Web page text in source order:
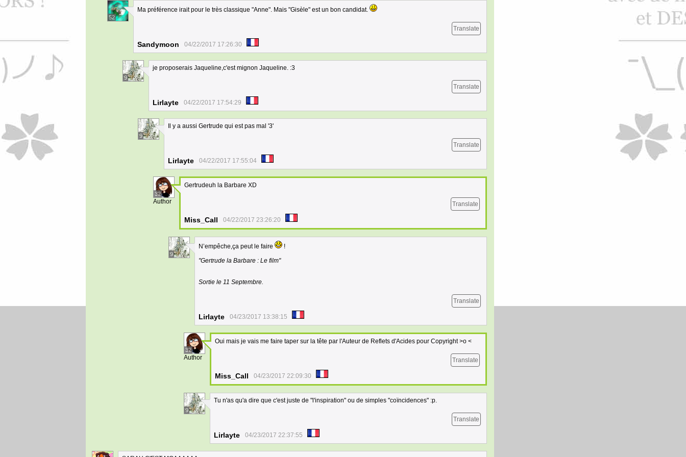
52
Ma préférence irait pour le très classique "Anne". Mais "Gisèle" est un bon candidat.
Translate
Sandymoon 04/22/2017 17:26:30
9
je proposerais Jaqueline,c'est mignon Jaqueline. :3
Translate
Lirlayte 04/22/2017 17:54:29
9
Il y a aussi Gertrude qui est pas mal '3'
Translate
Lirlayte 04/22/2017 17:55:04
32
Author
Gertrudeuh la Barbare XD
Translate
Miss_Call 04/22/2017 23:26:20
9
N’empêche,ça peut le faire
!
"Gertrude la Barbare : Le film"
Sortie le 11 Septembre.
Translate
Lirlayte 04/23/2017 13:38:15
32
Author
Oui mais je vais me faire taper sur la tête par l'Auteur de Reflets d'Acides pour Copyright >o <
Translate
Miss_Call 04/23/2017 22:09:30
9
Tu n'as qu'a dire que c'est juste de "l'inspiration" ou de simples "coïncidences" :p.
Translate
Lirlayte 04/23/2017 22:37:55